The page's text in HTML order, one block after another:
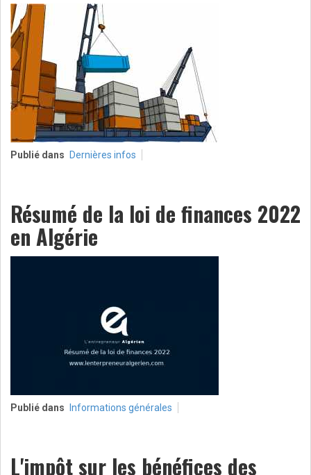
Publié dans Dernières infos
Résumé de la loi de finances 2022
en Algérie
Publié dans Informations générales
L'impôt sur les bénéfices des